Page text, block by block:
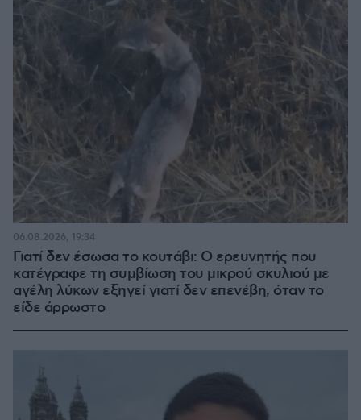
Γιατί δεν έσωσα το κουτάβι: Ο ερευνητής που
κατέγραφε τη συμβίωση του μικρού σκυλιού με
αγέλη λύκων εξηγεί γιατί δεν επενέβη, όταν το
είδε άρρωστο
06.08.2026, 19:34